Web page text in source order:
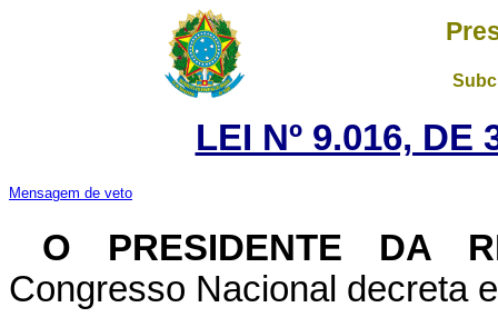
LEI Nº 9.016, DE
Mensagem de veto
O PRESIDENTE DA
Congresso Nacional decreta